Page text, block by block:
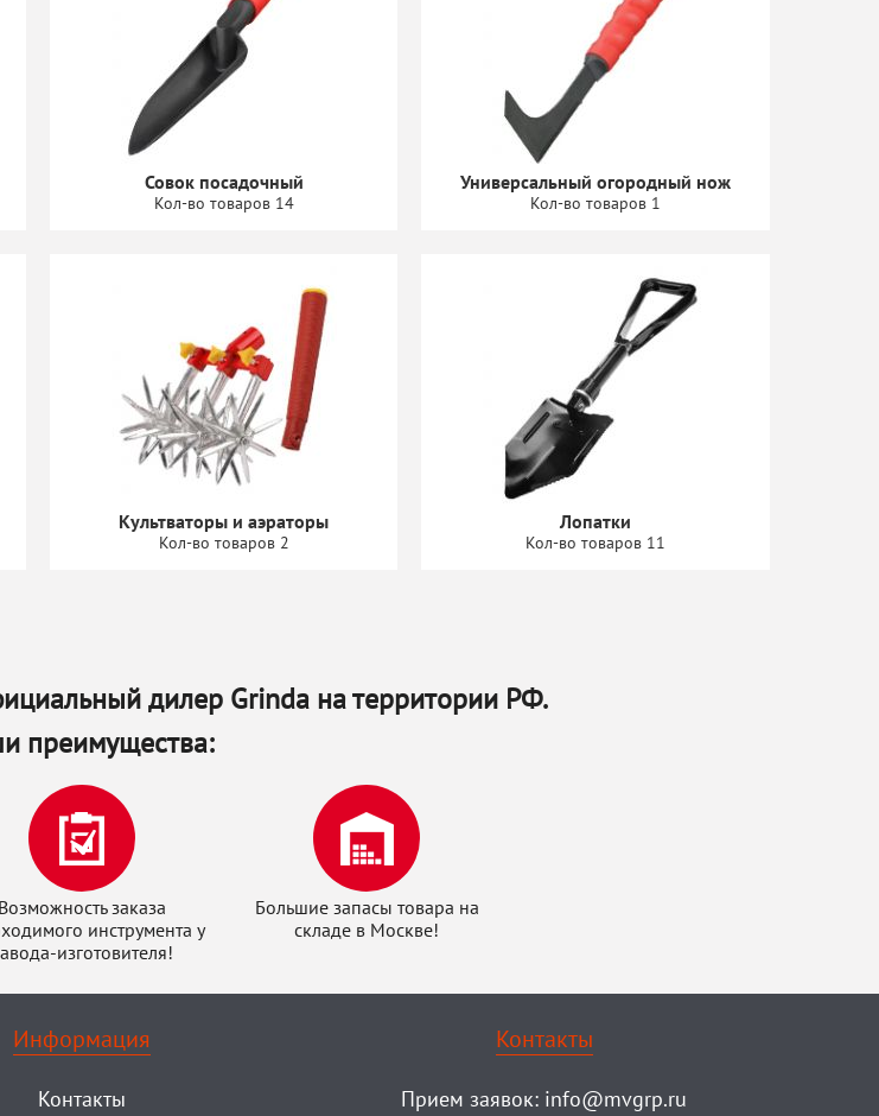
Совок посадочный
Кол-во товаров 14
Универсальный огородный нож
Кол-во товаров 1
Культваторы и аэраторы
Кол-во товаров 2
Лопатки
Кол-во товаров 11
дилер Grinda на территории РФ.
преимущества:
Возможность заказа
инструмента у
изготовителя!
Большие запасы товара на
складе в Москве!
Информация
Контакты
Контакты
Прием заявок: info@mvgrp.ru